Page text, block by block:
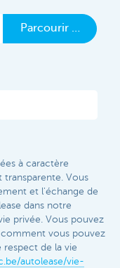
Parcourir …
à caractère
Vous
et l'échange de
dans notre
privée. Vous pouvez
vous pouvez
respect de la vie
autolease/vie-